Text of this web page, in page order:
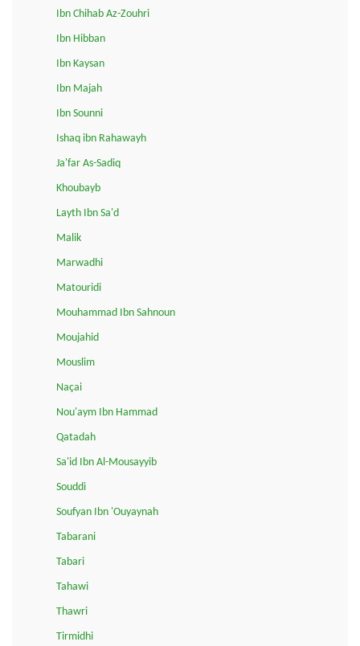
Ibn Chihab Az-Zouhri
Ibn Hibban
Ibn Kaysan
Ibn Majah
Ibn Sounni
Ishaq ibn Rahawayh
Ja'far As-Sadiq
Khoubayb
Layth Ibn Sa'd
Malik
Marwadhi
Matouridi
Mouhammad Ibn Sahnoun
Moujahid
Mouslim
Naçai
Nou'aym Ibn Hammad
Qatadah
Sa'id Ibn Al-Mousayyib
Souddi
Soufyan Ibn 'Ouyaynah
Tabarani
Tabari
Tahawi
Thawri
Tirmidhi